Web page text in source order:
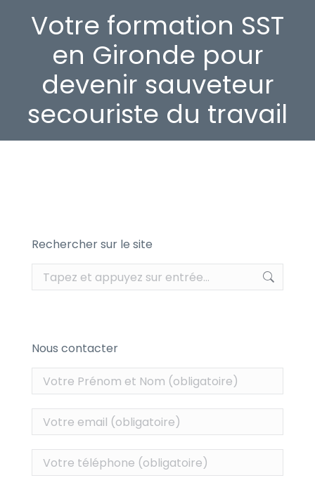
Votre formation SST
en Gironde pour
devenir sauveteur
secouriste du travail
Rechercher sur le site
Recherche
:
Nous contacter